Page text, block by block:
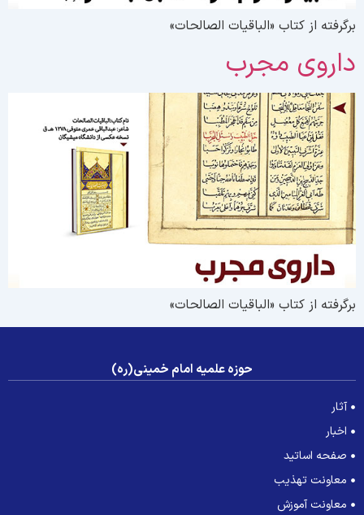
از کتاب «الباقیات الصالحات»
مجرب
از کتاب «الباقیات الصالحات»
حوزه علمیه امام خمینی(ره)
آثار
اخبار
صفحه اساتید
معاونت تهذیب
معاونت آموزش